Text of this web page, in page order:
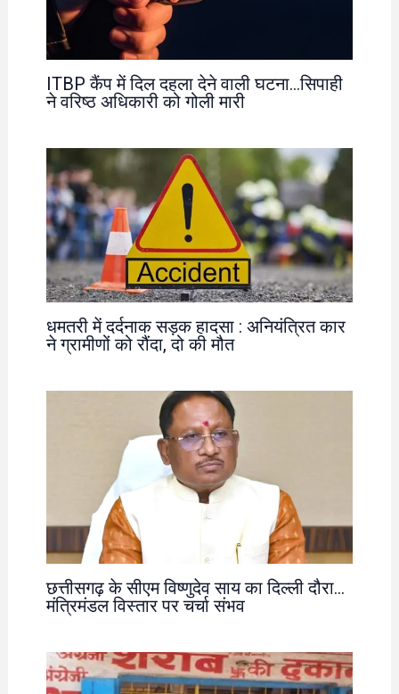
ITBP कैंप में दिल दहला देने वाली घटना…सिपाही
ने वरिष्ठ अधिकारी को गोली मारी
धमतरी में दर्दनाक सड़क हादसा : अनियंत्रित कार
ने ग्रामीणों को रौंदा, दो की मौत
छत्तीसगढ़ के सीएम विष्णुदेव साय का दिल्ली दौरा…
मंत्रिमंडल विस्तार पर चर्चा संभव